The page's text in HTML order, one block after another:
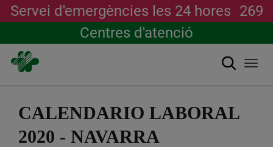
contingut
Servei d'emergències les 24 hores 269
Centres d'atenció
Cerca
CALENDARIO LABORAL
2020 - NAVARRA